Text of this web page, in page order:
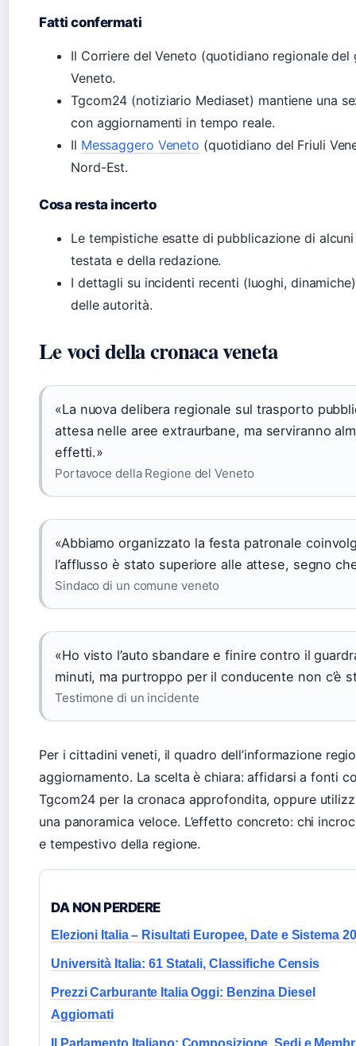
Fatti confermati
Il Corriere del Veneto (quotidiano regionale
Veneto.
Tgcom24 (notiziario Mediaset) mantiene una
con aggiornamenti in tempo reale.
Il Messaggero Veneto (quotidiano del Friuli
Nord-Est.
Cosa resta incerto
Le tempistiche esatte di pubblicazione di
testata e della redazione.
I dettagli su incidenti recenti (luoghi,
delle autorità.
Le voci della cronaca veneta
«La nuova delibera regionale sul trasporto
attesa nelle aree extraurbane, ma serviranno
effetti.»
Portavoce della Regione del Veneto
«Abbiamo organizzato la festa patronale
l’afflusso è stato superiore alle attese, segno
Sindaco di un comune veneto
«Ho visto l’auto sbandare e finire contro il
minuti, ma purtroppo per il conducente non c’è
Testimone di un incidente
Per i cittadini veneti, il quadro dell’informazione
aggiornamento. La scelta è chiara: affidarsi a fonti
Tgcom24 per la cronaca approfondita, oppure
una panoramica veloce. L’effetto concreto: chi
e tempestivo della regione.
DA NON PERDERE
Elezioni Italia – Risultati Europee, Date e Sistema
Università Italia: 61 Statali, Classifiche Censis
Prezzi Carburante Italia Oggi: Benzina Diesel
Aggiornati
Il Parlamento Italiano: Composizione, Sedi e